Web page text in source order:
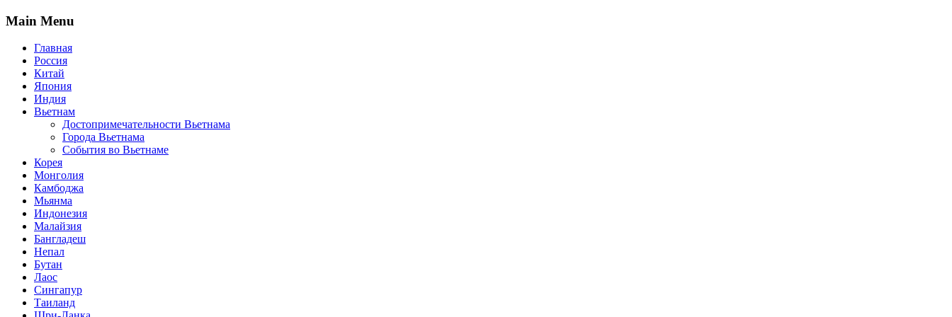
Main Menu
Главная
Россия
Китай
Япония
Индия
Вьетнам
Достопримечательности Вьетнама
Города Вьетнама
События во Вьетнаме
Корея
Монголия
Камбоджа
Мьянма
Индонезия
Малайзия
Бангладеш
Непал
Бутан
Лаос
Сингапур
Таиланд